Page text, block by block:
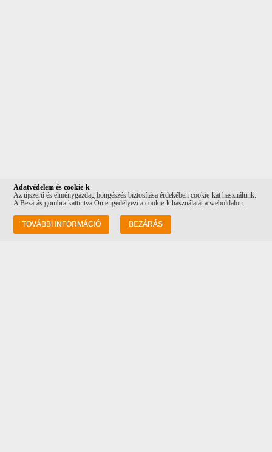
Információk
Adatvédelem és cookie-k
Az újszerű és élménygazdag böngészés biztosítása érdekében cookie-kat használunk.
A Bezárás gombra kattintva Ön engedélyezi a cookie-k használatát a weboldalon.
TOVÁBBI INFORMÁCIÓ BEZÁRÁS